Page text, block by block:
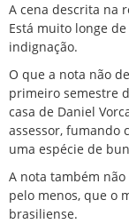
A cena descrita na
Está muito longe
indignação.
O que a nota não
primeiro semestre
casa de Daniel
assessor, fumando
uma espécie de
A nota também
pelo menos, que o
brasiliense.